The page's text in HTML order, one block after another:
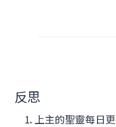
反思
上主的聖靈每日